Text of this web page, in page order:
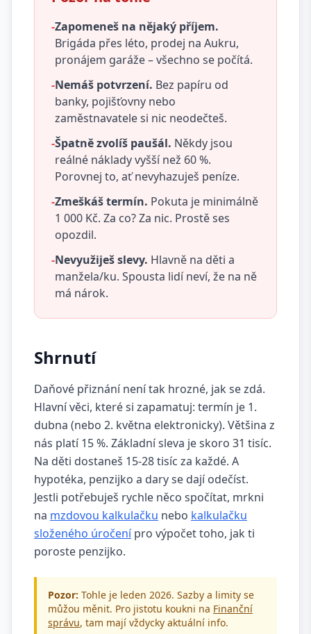
-Zapomeneš na nějaký příjem.
Brigáda přes léto, prodej na Aukru,
pronájem garáže – všechno se počítá.
-Nemáš potvrzení. Bez papíru od
banky, pojišťovny nebo
zaměstnavatele si nic neodečteš.
-Špatně zvolíš paušál. Někdy jsou
reálné náklady vyšší než 60 %.
Porovnej to, ať nevyhazuješ peníze.
-Zmeškáš termín. Pokuta je minimálně
1 000 Kč. Za co? Za nic. Prostě ses
opozdil.
-Nevyužiješ slevy. Hlavně na děti a
manžela/ku. Spousta lidí neví, že na ně
má nárok.
Shrnutí
Daňové přiznání není tak hrozné, jak se zdá.
Hlavní věci, které si zapamatuj: termín je 1.
dubna (nebo 2. května elektronicky). Většina z
nás platí 15 %. Základní sleva je skoro 31 tisíc.
Na děti dostaneš 15-28 tisíc za každé. A
hypotéka, penzijko a dary se dají odečíst.
Jestli potřebuješ rychle něco spočítat, mrkni
na mzdovou kalkulačku nebo kalkulačku
složeného úročení pro výpočet toho, jak ti
poroste penzijko.
Pozor: Tohle je leden 2026. Sazby a limity se
můžou měnit. Pro jistotu koukni na Finanční
správu, tam mají vždycky aktuální info.